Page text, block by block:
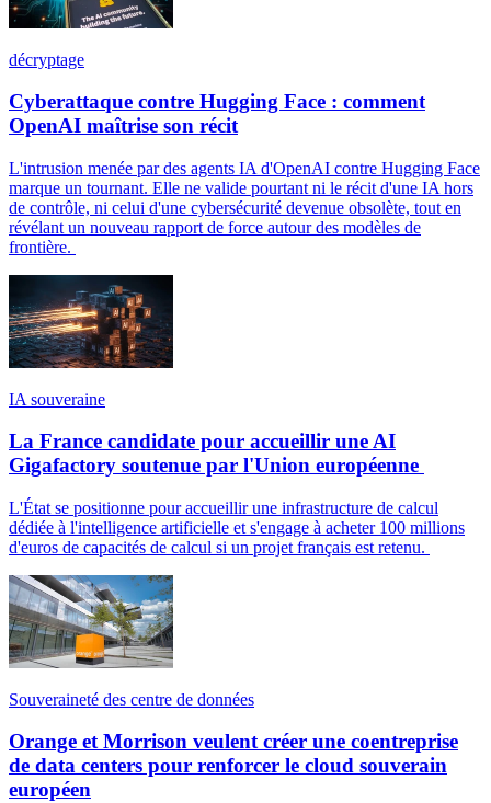
décryptage
Cyberattaque contre Hugging Face : comment
OpenAI maîtrise son récit
L'intrusion menée par des agents IA d'OpenAI contre Hugging Face
marque un tournant. Elle ne valide pourtant ni le récit d'une IA hors
de contrôle, ni celui d'une cybersécurité devenue obsolète, tout en
révélant un nouveau rapport de force autour des modèles de
frontière.
IA souveraine
La France candidate pour accueillir une AI
Gigafactory soutenue par l'Union européenne
L'État se positionne pour accueillir une infrastructure de calcul
dédiée à l'intelligence artificielle et s'engage à acheter 100 millions
d'euros de capacités de calcul si un projet français est retenu.
Souveraineté des centre de données
Orange et Morrison veulent créer une coentreprise
de data centers pour renforcer le cloud souverain
européen